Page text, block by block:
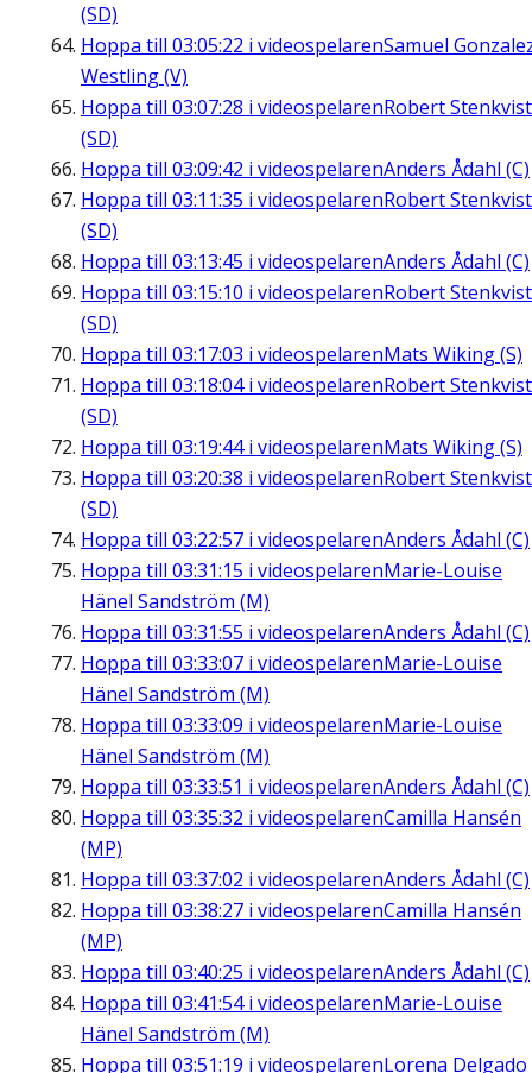
(SD)
Hoppa till 03:05:22 i videospelarenSamuel
Westling (V)
Hoppa till 03:07:28 i videospelarenRobert Stenkvist
(SD)
Hoppa till 03:09:42 i videospelarenAnders Ådahl (C)
Hoppa till 03:11:35 i videospelarenRobert Stenkvist
(SD)
Hoppa till 03:13:45 i videospelarenAnders Ådahl (C)
Hoppa till 03:15:10 i videospelarenRobert Stenkvist
(SD)
Hoppa till 03:17:03 i videospelarenMats Wiking (S)
Hoppa till 03:18:04i videospelarenRobert Stenkvist
(SD)
Hoppa till 03:19:44i videospelarenMats Wiking (S)
Hoppa till 03:20:38 i videospelarenRobert Stenkvist
(SD)
Hoppa till 03:22:57 i videospelarenAnders Ådahl (C)
Hoppa till 03:31:15 i videospelarenMarie-Louise
Hänel Sandström (M)
Hoppa till 03:31:55 i videospelarenAnders Ådahl (C)
Hoppa till 03:33:07 i videospelarenMarie-Louise
Hänel Sandström (M)
Hoppa till 03:33:09 i videospelarenMarie-Louise
Hänel Sandström (M)
Hoppa till 03:33:51 i videospelarenAnders Ådahl (C)
Hoppa till 03:35:32 i videospelarenCamilla Hansén
(MP)
Hoppa till 03:37:02 i videospelarenAnders Ådahl (C)
Hoppa till 03:38:27 i videospelarenCamilla Hansén
(MP)
Hoppa till 03:40:25 i videospelarenAnders Ådahl (C)
Hoppa till 03:41:54i videospelarenMarie-Louise
Hänel Sandström (M)
Hoppa till 03:51:19 i videospelarenLorena Delgado